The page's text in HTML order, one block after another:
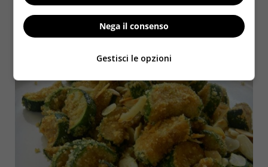
Nega il consenso
Gestisci le opzioni